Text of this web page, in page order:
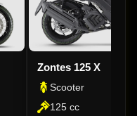
Zontes 125 X
Scooter
125 cc